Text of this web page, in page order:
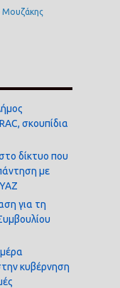
Μουζάκης
σκουπίδια
δίκτυο που
με
για τη
κυβέρνηση